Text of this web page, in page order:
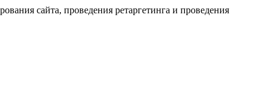
сайта, проведения ретаргетинга и проведения